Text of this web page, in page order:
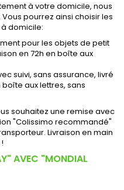
à votre domicile, nous
pourrez ainsi choisir les
domicile:
pour les objets de petit
en 72h en boîte aux
suivi, sans assurance, livré
aux lettres, sans
souhaitez une remise avec
"Colissimo recommandé"
Livraison en main
AVEC "MONDIAL